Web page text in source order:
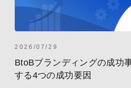
2026/07/29
BtoBブランディングの成功
する4つの成功要因